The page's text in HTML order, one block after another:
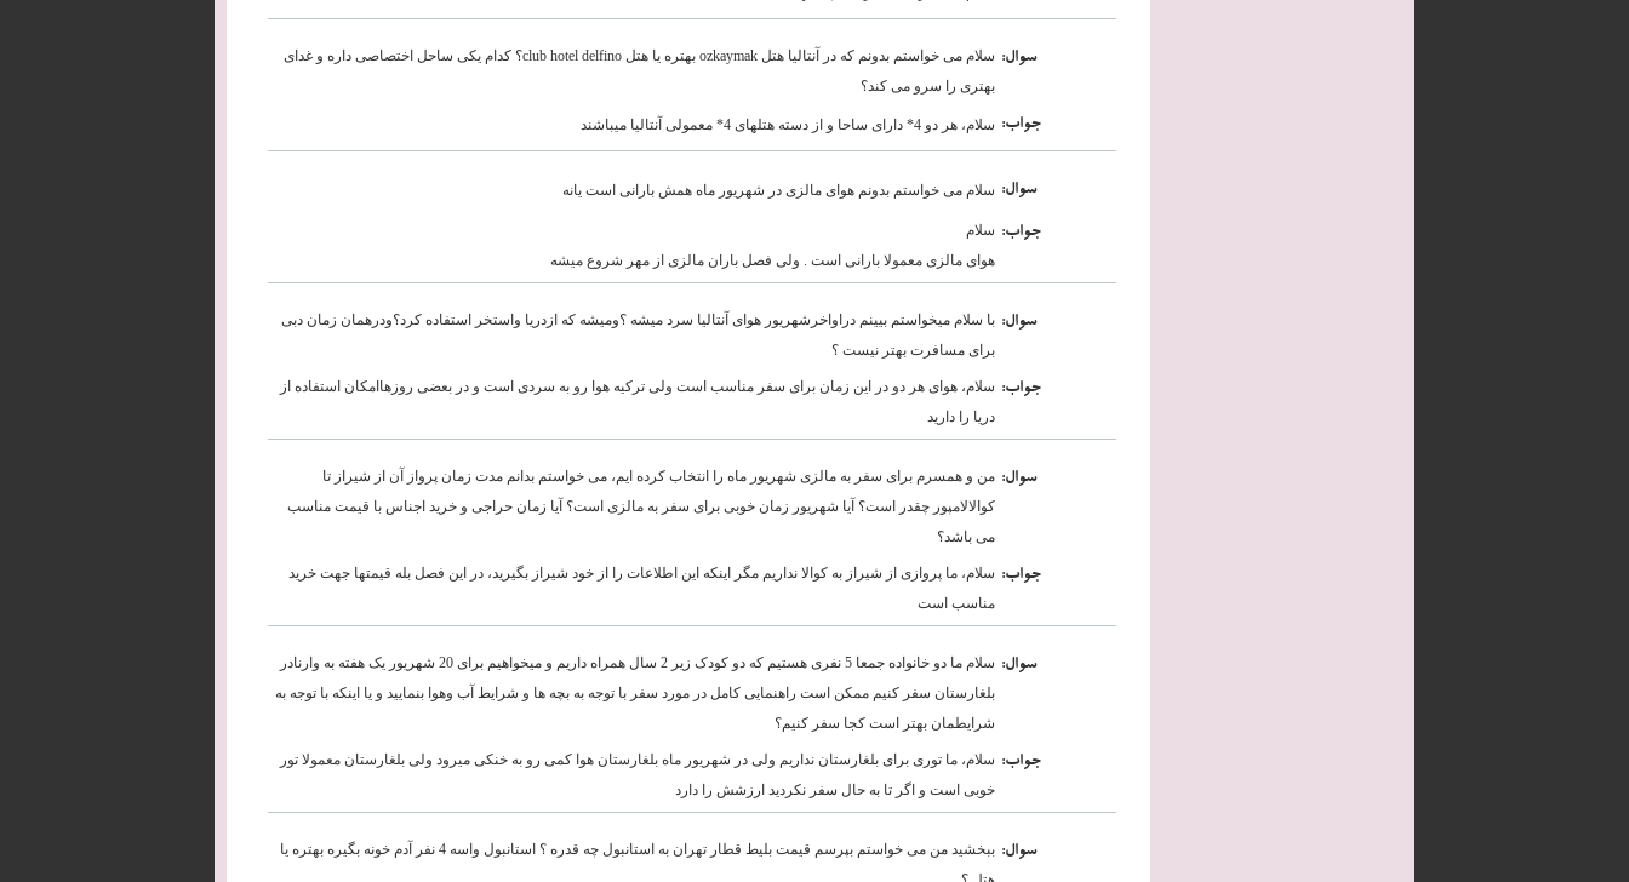
سلام می خواستم بدونم که در آنتالیا هتل ozkaymak بهتره یا هتل club hotel delfino؟ کدام یکی ساحل اختصاصی داره و غدای
بهتری را سرو می کند؟
:سوال
سلام، هر دو 4* دارای ساحا و از دسته هتلهای 4* معمولی آنتالیا میباشند :جواب
سلام می خواستم بدونم هوای مالزی در شهریور ماه همش بارانی است یانه :سوال
سلام
هوای مالزی معمولا بارانی است . ولی فصل باران مالزی از مهر شروع میشه
:جواب
با سلام میخواستم بیینم دراواخرشهریور هوای آنتالیا سرد میشه ؟ومیشه که ازدریا واستخر استفاده کرد؟ودرهمان زمان دبی
برای مسافرت بهتر نیست ؟
:سوال
سلام، هوای هر دو در این زمان برای سفر مناسب است ولی ترکیه هوا رو به سردی است و در بعضی روزهاامکان استفاده از
دریا را دارید
:جواب
من و همسرم برای سفر به مالزی شهریور ماه را انتخاب کرده ایم، می خواستم بدانم مدت زمان پرواز آن از شیراز تا
کوالالامپور چقدر است؟ آیا شهریور زمان خوبی برای سفر به مالزی است؟ آیا زمان حراجی و خرید اجناس با قیمت مناسب
می باشد؟
:سوال
سلام، ما پروازی از شیراز به کوالا نداریم مگر اینکه این اطلاعات را از خود شیراز بگیرید، در این فصل بله قیمتها جهت خرید
مناسب است
:جواب
سلام ما دو خانواده جمعا 5 نفری هستیم که دو کودک زیر 2 سال همراه داریم و میخواهیم برای 20 شهریور یک هفته به وارنادر
بلغارستان سفر کنیم ممکن است راهنمایی کامل در مورد سفر با توجه به بچه ها و شرایط آب وهوا بنمایید و یا اینکه با توجه به
شرایطمان بهتر است کجا سفر کنیم؟
:سوال
سلام، ما توری برای بلغارستان نداریم ولی در شهریور ماه بلغارستان هوا کمی رو به خنکی میرود ولی بلغارستان معمولا تور
خوبی است و اگر تا به حال سفر نکردید ارزشش را دارد
:جواب
ببخشید من می خواستم بپرسم قیمت بلیط قطار تهران به استانبول چه قدره ؟ استانبول واسه 4 نفر آدم خونه بگیره بهتره یا
:سوال